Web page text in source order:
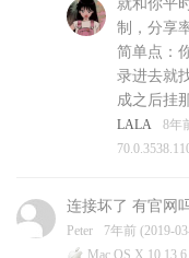
就和你平
制，分享
简单点：
录进去就
成之后挂
LALA 8年
连接坏了 有官网
Peter 7年前 (2019-
Mac OS X 10.13.6